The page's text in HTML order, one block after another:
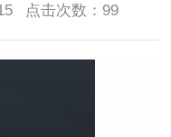
点击次数：99